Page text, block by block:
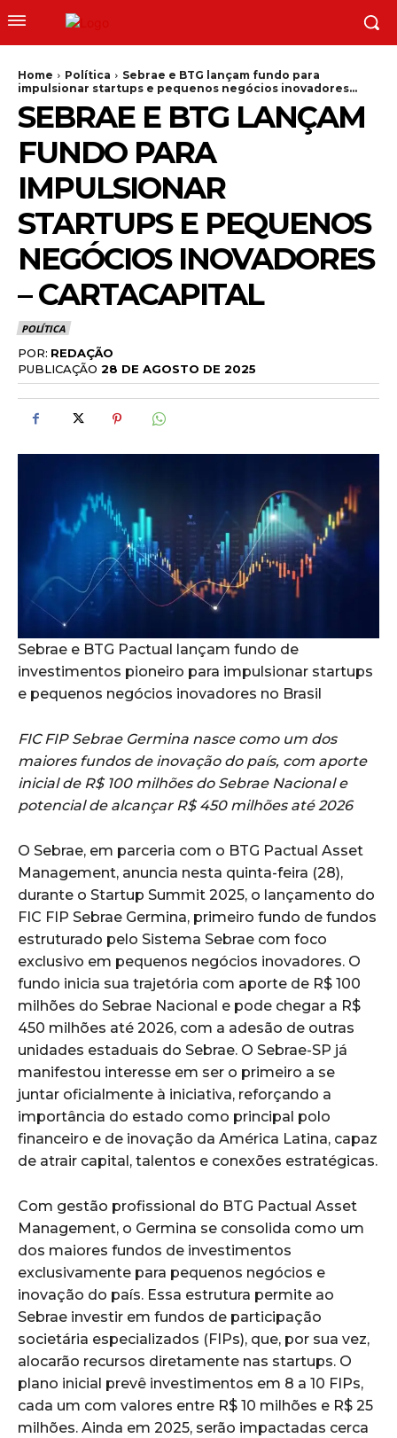
Home Política
Sebrae e BTG lançam fundo para
impulsionar startups e pequenos negócios inovadores...
SEBRAE E BTG LANÇAM
FUNDO PARA
IMPULSIONAR
STARTUPS E PEQUENOS
NEGÓCIOS INOVADORES
– CARTACAPITAL
POLÍTICA
POR: REDAÇÃO
PUBLICAÇÃO 28 DE AGOSTO DE 2025
Sebrae e BTG Pactual lançam fundo de
investimentos pioneiro para impulsionar startups
e pequenos negócios inovadores no Brasil
FIC FIP Sebrae Germina nasce como um dos
maiores fundos de inovação do país, com aporte
inicial de R$ 100 milhões do Sebrae Nacional e
potencial de alcançar R$ 450 milhões até 2026
O Sebrae, em parceria com o BTG Pactual Asset
Management, anuncia nesta quinta-feira (28),
durante o Startup Summit 2025, o lançamento do
FIC FIP Sebrae Germina, primeiro fundo de fundos
estruturado pelo Sistema Sebrae com foco
exclusivo em pequenos negócios inovadores. O
fundo inicia sua trajetória com aporte de R$ 100
milhões do Sebrae Nacional e pode chegar a R$
450 milhões até 2026, com a adesão de outras
unidades estaduais do Sebrae. O Sebrae-SP já
manifestou interesse em ser o primeiro a se
juntar oficialmente à iniciativa, reforçando a
importância do estado como principal polo
financeiro e de inovação da América Latina, capaz
de atrair capital, talentos e conexões estratégicas.
Com gestão profissional do BTG Pactual Asset
Management, o Germina se consolida como um
dos maiores fundos de investimentos
exclusivamente para pequenos negócios e
inovação do país. Essa estrutura permite ao
Sebrae investir em fundos de participação
societária especializados (FIPs), que, por sua vez,
alocarão recursos diretamente nas startups. O
plano inicial prevê investimentos em 8 a 10 FIPs,
cada um com valores entre R$ 10 milhões e R$ 25
milhões. Ainda em 2025, serão impactadas cerca